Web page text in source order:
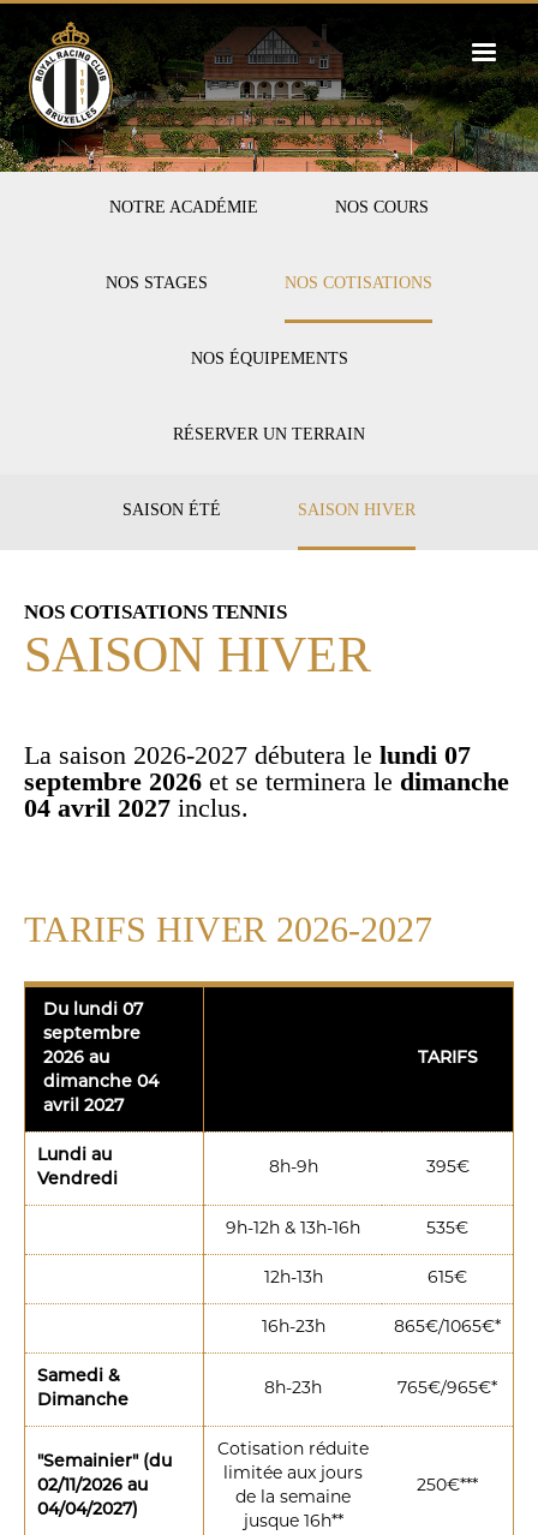
main
content
FIRST-NOTRE ACADÉMIE NOS COURS
NOS STAGES NOS COTISATIONS
NOS ÉQUIPEMENTS
RÉSERVER UN TERRAIN
SECOND-
COTISATIONS-
TENNIS
SAISON ÉTÉ SAISON HIVER
NOS COTISATIONS TENNIS
SAISON HIVER
La saison 2026-2027 débutera le lundi 07
septembre 2026 et se terminera le dimanche
04 avril 2027 inclus.
TARIFS HIVER 2026-2027
Du lundi 07
septembre
2026 au
dimanche 04
avril 2027
TARIFS
Lundi au
Vendredi
8h-9h 395€
9h-12h & 13h-16h 535€
12h-13h 615€
16h-23h 865€/1065€*
Samedi &
Dimanche
8h-23h 765€/965€*
"Semainier" (du
02/11/2026 au
04/04/2027)
Cotisation réduite
limitée aux jours
de la semaine
jusque 16h**
250€***